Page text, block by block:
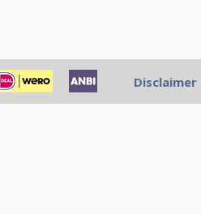
Disclaimer